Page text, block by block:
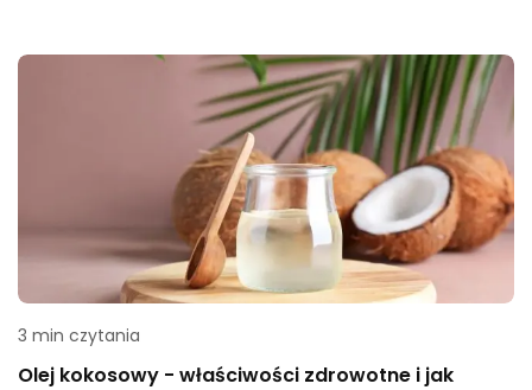
3 min czytania
Olej kokosowy - właściwości zdrowotne i jak